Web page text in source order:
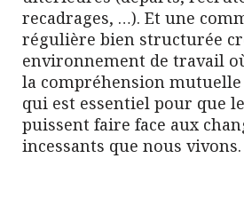
recadrages, …). Et une
régulière bien structurée
environnement de travail
la compréhension
qui est essentiel pour que
puissent faire face aux
incessants que nous vivons.